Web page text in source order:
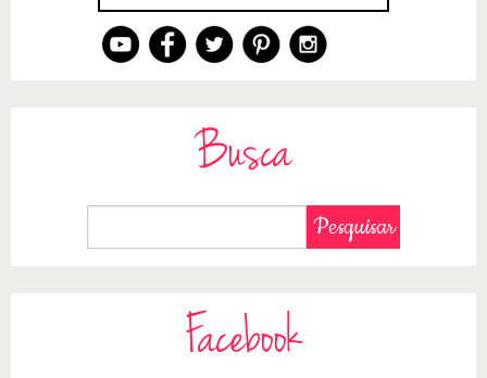
Busca
Facebook